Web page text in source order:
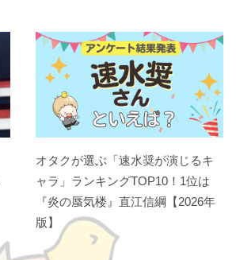
オタクが選ぶ「速水奨が演じるキ
ャラ」ランキングTOP10！1位は
『炎の蜃気楼』直江信綱【2026年
版】